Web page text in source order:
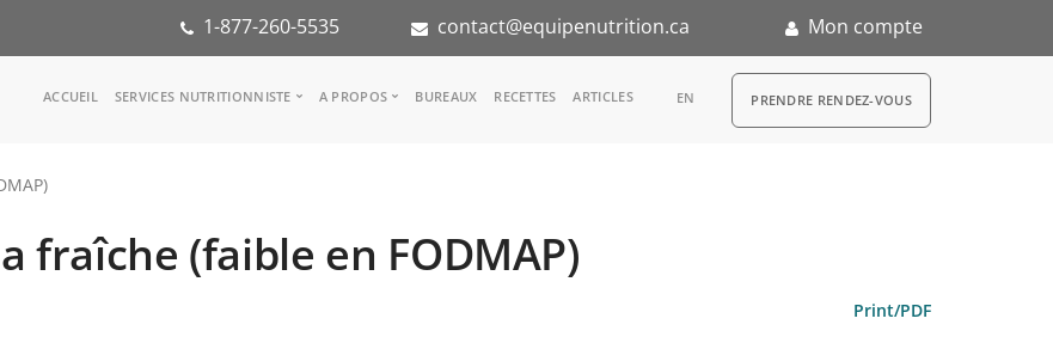
1-877-260-5535 contact@equipenutrition.ca Mon compte
Main
ACCUEIL SERVICES NUTRITIONNISTE
Groupes d'inspiration
KoalaPro
A PROPOS
Partenaires
Stage en nutrition
BUREAUX RECETTES ARTICLES EN RDV
PRENDRE RENDEZ-VOUS
fraîche (faible en FODMAP)
Print/PDF